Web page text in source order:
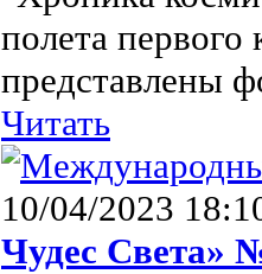
полета
представлены
Читать
10/04/2023
Чудес Света»